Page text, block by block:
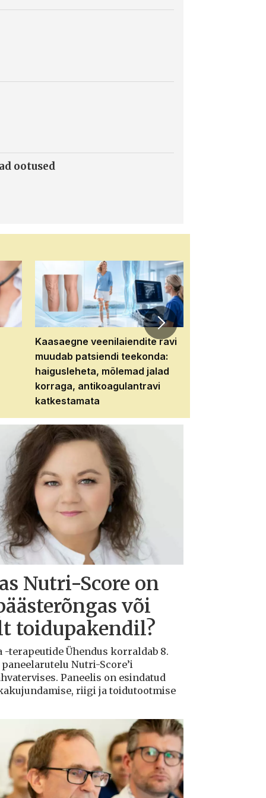
ootused
Kaasaegne veenilaiendite ravi
muudab patsiendi teekonda:
haigusleheta, mõlemad jalad
korraga, antikoagulantravi
katkestamata
Nutri-Score on
või
toidupakendil?
terapeutide Ühendus korraldab 8.
Nutri-Score’i
Paneelis on esindatud
riigi ja toidutootmise